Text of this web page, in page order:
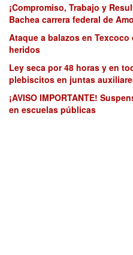
¡Compromiso, Trabajo y
Bachea carrera federal de
Ataque a balazos en
heridos
Ley seca por 48 horas y en
plebiscitos en juntas
¡AVISO IMPORTANTE!
en escuelas públicas